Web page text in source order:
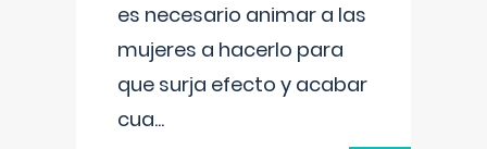
es necesario animar a las
mujeres a hacerlo para
que surja efecto y acabar
cua...